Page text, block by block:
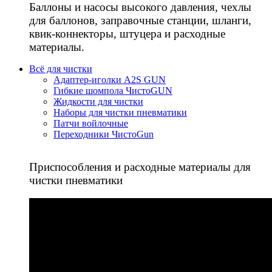
Баллоны и насосы высокого давления, чехлы
для баллонов, заправочные станции, шланги,
квик-коннекторы, штуцера и расходные
материалы.
Всё для чистки
Адаптер-иголки A2S GUN
Гибкие шомпола ЧистоGUN
Жидкости для чистки
Наборы для чистки пневматики
Патчи войлочные
Переходники ЧистоGun
Приспособления и расходные материалы для
чистки пневматики